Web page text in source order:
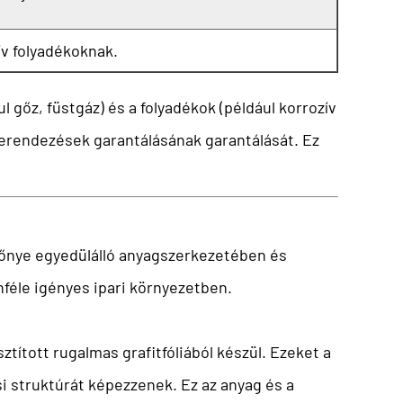
folyadékoknak.
gőz, füstgáz) és a folyadékok (például korrozív
garantálásának garantálását. Ez
egyedülálló anyagszerkezetében és
igényes ipari környezetben.
rugalmas grafitfóliából készül. Ezeket a
képezzenek. Ez az anyag és a